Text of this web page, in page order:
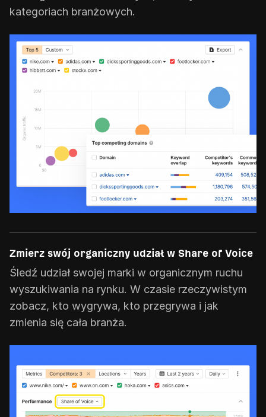
kategoriach branżowych.
Zmierz swój organiczny udział w Share of Voice
Śledź udział swojej marki w organicznym ruchu
wyszukiwania na rynku. W czasie rzeczywistym
zobacz, kto wygrywa, kto przegrywa i jak
zmienia się cała branża.